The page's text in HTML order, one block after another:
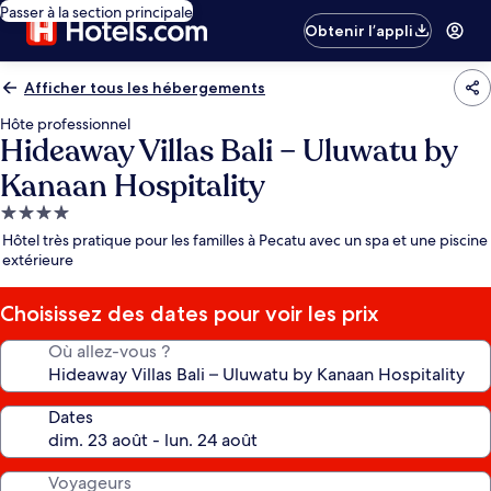
Passer à la section principale
Obtenir l’appli
Afficher tous les hébergements
Hôte professionnel
Hideaway Villas Bali – Uluwatu by
Kanaan Hospitality
Hébergement
4.0 étoiles
Hôtel très pratique pour les familles à Pecatu avec un spa et une piscine
extérieure
Choisissez des dates pour voir les prix
Où allez-vous ?
Dates
Voyageurs